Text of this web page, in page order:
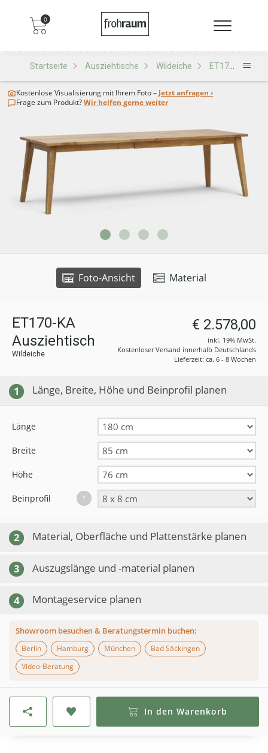
0
Startseite Ausziehtische Wildeiche ET170-KA Ausziehtisch
Foto-Ansicht Material
Kostenlose Visualisierung mit Ihrem Foto – Jetzt anfragen ›
Frage zum Produkt?Wir helfen gerne weiter
ET170-KA
Ausziehtisch
Wildeiche
€ 2.578,00
inkl. 19% MwSt.
Kostenloser Versand innerhalb Deutschlands
Lieferzeit: ca. 6 - 8 Wochen
1 Länge, Breite, Höhe und Beinprofil planen
Länge
Breite
Höhe
Beinprofil ?
2 Material, Oberfläche und Plattenstärke planen
3 Auszugslänge und -material planen
4 Montageservice planen
Showroom besuchen & Beratungstermin buchen:
Berlin
Hamburg München
Bad Säckingen
Video-Beratung
In den Warenkorb